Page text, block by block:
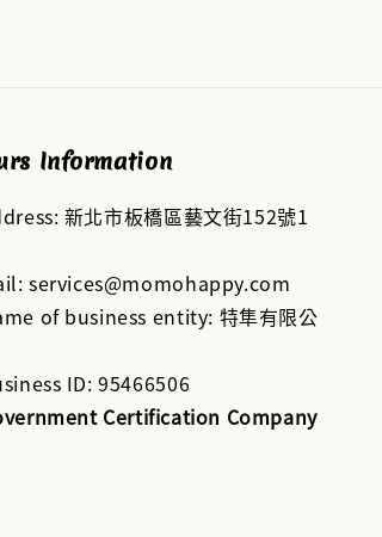
Information
新北市板橋區藝文街152號1
services@momohappy.com
of business entity: 特隼有限公
ID: 95466506
Certification Company